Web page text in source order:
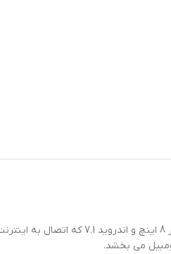
می بخشد.